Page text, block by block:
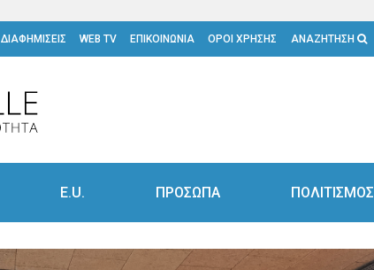
ΔΙΑΦΗΜΙΣΕΙΣ WEB TV ΕΠΙΚΟΙΝΩΝΙΑ ΟΡΟΙ ΧΡΗΣΗΣ ΑΝΑΖΗΤΗΣΗ
E.U. ΠΡΟΣΩΠΑ ΠΟΛΙΤΙΣΜΟΣ